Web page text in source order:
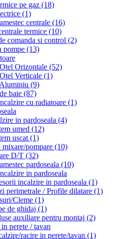
pe gaz (18)
(1)
centrale (16)
termice (10)
comanda si control (2)
pompe (13)
Orizontale (52)
Verticale (1)
(9)
baie (87)
cu radiatoare (1)
in pardoseala (4)
umed (12)
uscat (1)
pompare (10)
D/T (32)
pardoseala (10)
in pardoseala
incalzire in pardoseala (1)
perimetrale / Profile dilatare (1)
Cleme (1)
de ghidaj (1)
auxiliare pentru montaj (2)
perete / tavan
racire in perete/tavan (1)